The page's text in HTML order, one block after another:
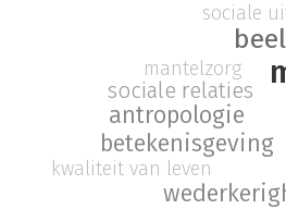
betekenisgeving
antropologie
sociale relaties
sociale
mantelzorg
kwaliteit van leven